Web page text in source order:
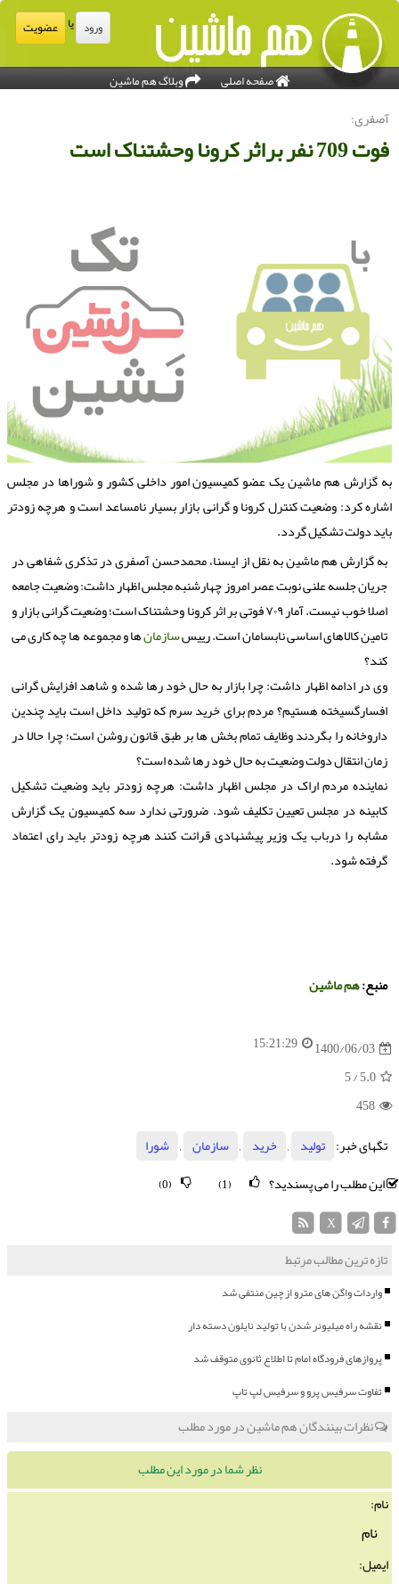
ورود عضویت
صفحه اصلی وبلاگ هم ماشین
آصفری:
فوت 709 نفر براثر کرونا وحشتناک است
گزارش هم ماشین یک عضو کمیسیون امور داخلی کشور و شوراها در مجلس
کرد: وضعیت کنترل کرونا و گرانی بازار بسیار نامساعد است و هرچه زودتر
دولت تشکیل گردد.
به گزارش هم ماشین به نقل از ایسنا، محمدحسن آصفری در تذکری شفاهی در
جریان جلسه علنی نوبت عصر امروز چهارشنبه مجلس اظهار داشت: وضعیت جامعه
اصلا خوب نیست. آمار ۷۰۹ فوتی بر اثر کرونا وحشتناک است؛ وضعیت گرانی بازار و
تامین کالاهای اساسی نابسامان است. رییسسازمانها و مجموعه ها چه کاری می
کند؟
وی در ادامه اظهار داشت: چرا بازار به حال خود رها شده و شاهد افزایش گرانی
افسارگسیخته هستیم؟ مردم برای خرید سرم که تولید داخل است باید چندین
داروخانه را بگردند وظایف تمام بخش ها بر طبق قانون روشن است؛ چرا حالا در
زمان انتقال دولت وضعیت به حال خود رها شده است؟
نماینده مردم اراک در مجلس اظهار داشت: هرچه زودتر باید وضعیت تشکیل
کابینه در مجلس تعیین تکلیف شود. ضرورتی ندارد سه کمیسیون یک گزارش
مشابه را درباب یک وزیر پیشنهادی قرائت کنند هرچه زودتر باید رای اعتماد
گرفته شود.
منبع:هم ماشین
1400/06/03
15:21:29
5.0
/ 5
458
تگهای خبر:
تولید , خرید , سازمان ,
شورا
این مطلب را می پسندید؟
(0)
تازه ترین مطالب مرتبط
واردات واگن های مترو از چین منتفی شد
نقشه راه میلیونر شدن با تولید نایلون دسته دار
پروازهای فرودگاه امام تا اطلاع ثانوی متوقف شد
تفاوت سرفیس پرو و سرفیس لپ تاپ
نظرات بینندگان هم ماشین در مورد مطلب
نظر شما در مورد این مطلب
نام:
ایمیل: